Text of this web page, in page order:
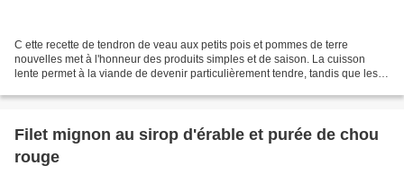
C ette recette de tendron de veau aux petits pois et pommes de terre
nouvelles met à l'honneur des produits simples et de saison. La cuisson
lente permet à la viande de devenir particulièrement tendre, tandis que les
Filet mignon au sirop d'érable et purée de chou
rouge